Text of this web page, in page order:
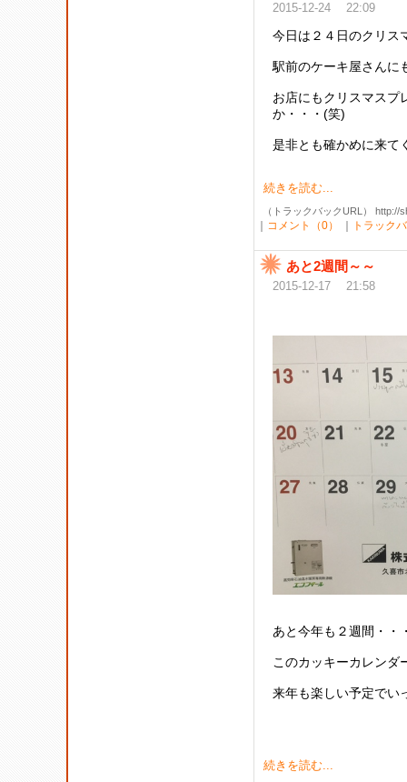
2015-12-24 22:09
今日は２４日のクリス
駅前のケーキ屋さんに
お店にもクリスマスプ
か・・・(笑)
是非とも確かめに来て
続きを読む...
（トラックバックURL）
コメント（0） トラック
あと2週間～～
2015-12-17 21:58
あと今年も２週間・・
このカッキーカレンダ
来年も楽しい予定でい
続きを読む...